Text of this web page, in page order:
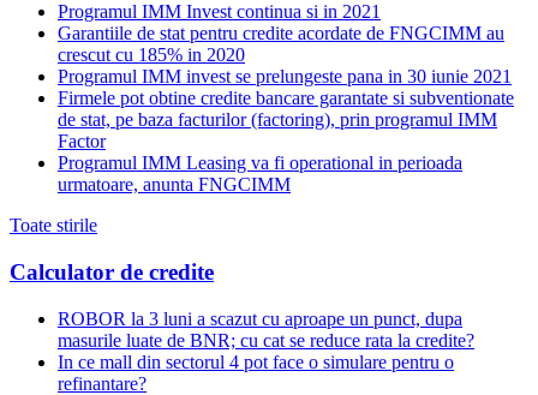
Programul IMM Invest continua si in 2021
Garantiile de stat pentru credite acordate de FNGCIMM au
crescut cu 185% in 2020
Programul IMM invest se prelungeste pana in 30 iunie 2021
Firmele pot obtine credite bancare garantate si subventionate
de stat, pe baza facturilor (factoring), prin programul IMM
Factor
Programul IMM Leasing va fi operational in perioada
urmatoare, anunta FNGCIMM
Toate stirile
Calculator de credite
ROBOR la 3 luni a scazut cu aproape un punct, dupa
masurile luate de BNR; cu cat se reduce rata la credite?
In ce mall din sectorul 4 pot face o simulare pentru o
refinantare?